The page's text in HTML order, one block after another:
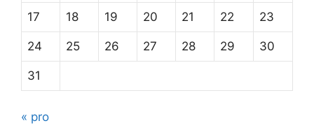
17 18 19 20 21 22 23
24 25 26 27 28 29 30
31
« pro